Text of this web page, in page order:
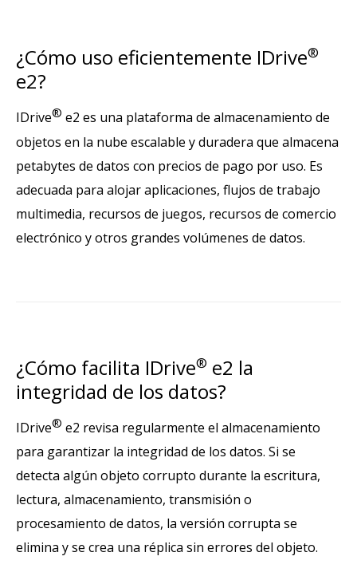
¿Cómo uso eficientemente IDrive®
e2?
IDrive® e2 es una plataforma de almacenamiento de
objetos en la nube escalable y duradera que almacena
petabytes de datos con precios de pago por uso. Es
adecuada para alojar aplicaciones, flujos de trabajo
multimedia, recursos de juegos, recursos de comercio
electrónico y otros grandes volúmenes de datos.
¿Cómo facilita IDrive® e2 la
integridad de los datos?
IDrive® e2 revisa regularmente el almacenamiento
para garantizar la integridad de los datos. Si se
detecta algún objeto corrupto durante la escritura,
lectura, almacenamiento, transmisión o
procesamiento de datos, la versión corrupta se
elimina y se crea una réplica sin errores del objeto.